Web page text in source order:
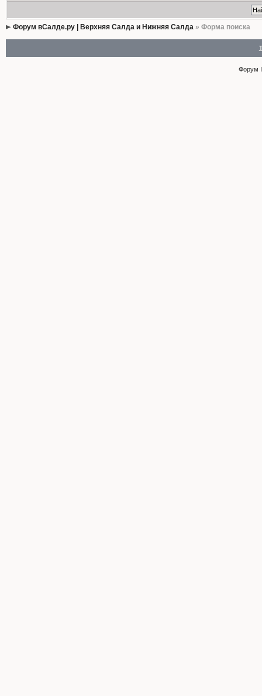
Форум вСалде.ру | Верхняя Салда и Нижняя Салда» Форма поиска
Форум